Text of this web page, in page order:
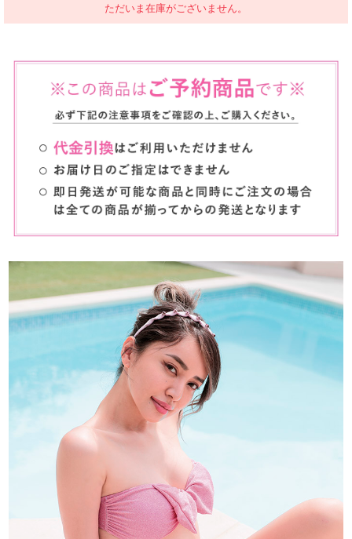
ただいま在庫がございません。